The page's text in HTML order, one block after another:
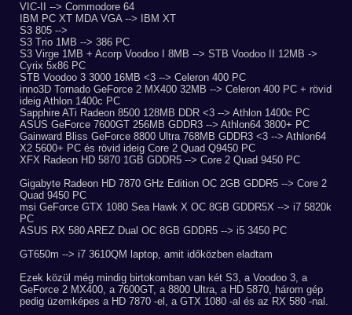
VIC-II --> Commodore 64
IBM PC XT MDA VGA --> IBM XT
S3 805 -->
S3 Trio 1MB --> 386 PC
S3 Virge 1MB + Acorp Voodoo I 8MB --> STB Voodoo II 12MB ->
Cyrix 5x86 PC
STB Voodoo 3 3000 16MB <3 --> Celeron 400 PC
inno3D Tornado GeForce 2 MX400 32MB --> Celeron 400 PC + rövid
ideig Athlon 1400c PC
Sapphire ATi Radeon 8500 128MB DDR <3 --> Athlon 1400c PC
ASUS GeForce 7600GT 256MB GDDR3 --> Athlon64 3800+ PC
Gainward Bliss GeForce 8800 Ultra 768MB GDDR3 <3 --> Athlon64
X2 5600+ PC és rövid ideig Core 2 Quad Q9450 PC
XFX Radeon HD 5870 1GB GDDR5 --> Core 2 Quad 9450 PC
Gigabyte Radeon HD 7870 GHz Edition OC 2GB GDDR5 --> Core 2
Quad 9450 PC
msi GeForce GTX 1080 Sea Hawk X OC 8GB GDDR5X --> i7 5820k
PC
ASUS RX 580 AREZ Dual OC 8GB GDDR5 --> i5 3450 PC
GT650m --> i7 3610QM laptop, amit időközben eladtam
Ezek közül még mindig birtokomban van két S3, a Voodoo 3, a
GeForce 2 MX400, a 7600GT, a 8800 Ultra, a HD 5870, három gép
pedig üzemképes a HD 7870 -el, a GTX 1080 -al és az RX 580 -nal.